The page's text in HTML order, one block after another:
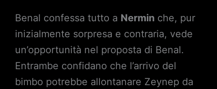
Benal confessa tutto a Nerminche, pur
inizialmente sorpresa e contraria, vede
un’opportunità nel proposta di Benal.
Entrambe confidano che l’arrivo del
bimbo potrebbe allontanare Zeynep da